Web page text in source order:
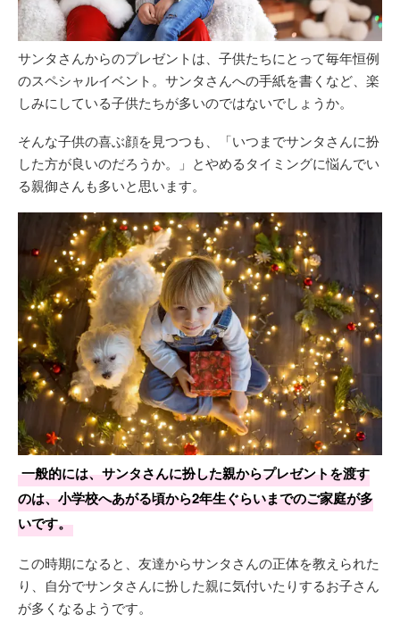
サンタさんからのプレゼントは、子供たちにとって毎年恒例
のスペシャルイベント。サンタさんへの手紙を書くなど、楽
しみにしている子供たちが多いのではないでしょうか。
そんな子供の喜ぶ顔を見つつも、「いつまでサンタさんに扮
した方が良いのだろうか。」とやめるタイミングに悩んでい
る親御さんも多いと思います。
一般的には、サンタさんに扮した親からプレゼントを渡す
のは、小学校へあがる頃から2年生ぐらいまでのご家庭が多
いです。
この時期になると、友達からサンタさんの正体を教えられた
り、自分でサンタさんに扮した親に気付いたりするお子さん
が多くなるようです。